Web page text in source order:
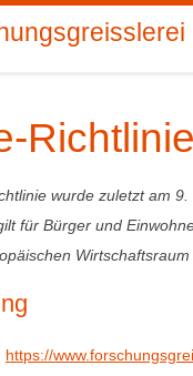
wurde zuletzt am
für Bürger und
https://